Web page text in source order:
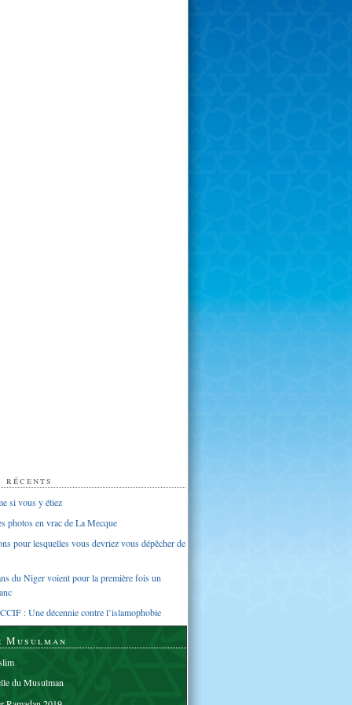
si vous y étiez
photos en vrac de La Mecque
pour lesquelles vous devriez vous dépêcher de
du Niger voient pour la première fois un
: Une décennie contre l’islamophobie
Musulman
du Musulman